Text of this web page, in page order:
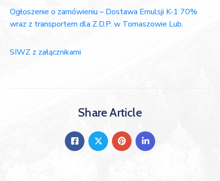
Ogłoszenie o zamówieniu – Dostawa Emulsji K-1 70%
wraz z transportem dla Z.D.P. w Tomaszowie Lub.
SIWZ z załącznikami
Share Article